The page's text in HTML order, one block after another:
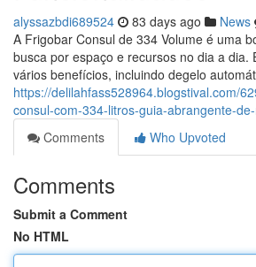
alyssazbdi689524 83 days ago News
A Frigobar Consul de 334 Volume é uma
busca por espaço e recursos no dia a dia.
vários benefícios, incluindo degelo
https://delilahfass528964.blogstival.com/
consul-com-334-litros-guia-abrangente-
Comments
Who Upvoted
Comments
Submit a Comment
No HTML